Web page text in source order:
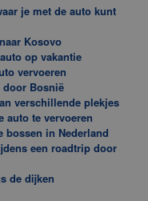
je met de auto kunt
Kosovo
op vakantie
vervoeren
door Bosnië
verschillende plekjes
auto te vervoeren
bossen in Nederland
een roadtrip door
de dijken